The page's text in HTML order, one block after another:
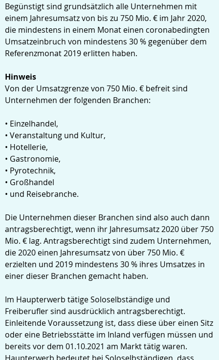
Begünstigt sind grundsätzlich alle Unternehmen mit
einem Jahresumsatz von bis zu 750 Mio. € im Jahr 2020,
die mindestens in einem Monat einen coronabedingten
Umsatzeinbruch von mindestens 30 % gegenüber dem
Referenzmonat 2019 erlitten haben.
Hinweis
Von der Umsatzgrenze von 750 Mio. € befreit sind
Unternehmen der folgenden Branchen:
• Einzelhandel,
• Veranstaltung und Kultur,
• Hotellerie,
• Gastronomie,
• Pyrotechnik,
• Großhandel
• und Reisebranche.
Die Unternehmen dieser Branchen sind also auch dann
antragsberechtigt, wenn ihr Jahresumsatz 2020 über 750
Mio. € lag. Antragsberechtigt sind zudem Unternehmen,
die 2020 einen Jahresumsatz von über 750 Mio. €
erzielten und 2019 mindestens 30 % ihres Umsatzes in
einer dieser Branchen gemacht haben.
Im Haupterwerb tätige Soloselbständige und
Freiberufler sind ausdrücklich antragsberechtigt.
Einleitende Voraussetzung ist, dass diese über einen Sitz
oder eine Betriebsstätte im Inland verfügen müssen und
bereits vor dem 01.10.2021 am Markt tätig waren.